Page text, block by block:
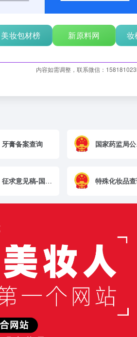
美妆包材榜 新原料网 妆
内容如需调整，联系微信：
牙膏备案查询
征求意见稿-国家药监局 特殊化妆品